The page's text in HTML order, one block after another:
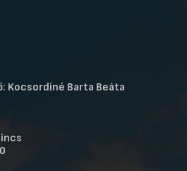
Kocsordiné Barta Beáta